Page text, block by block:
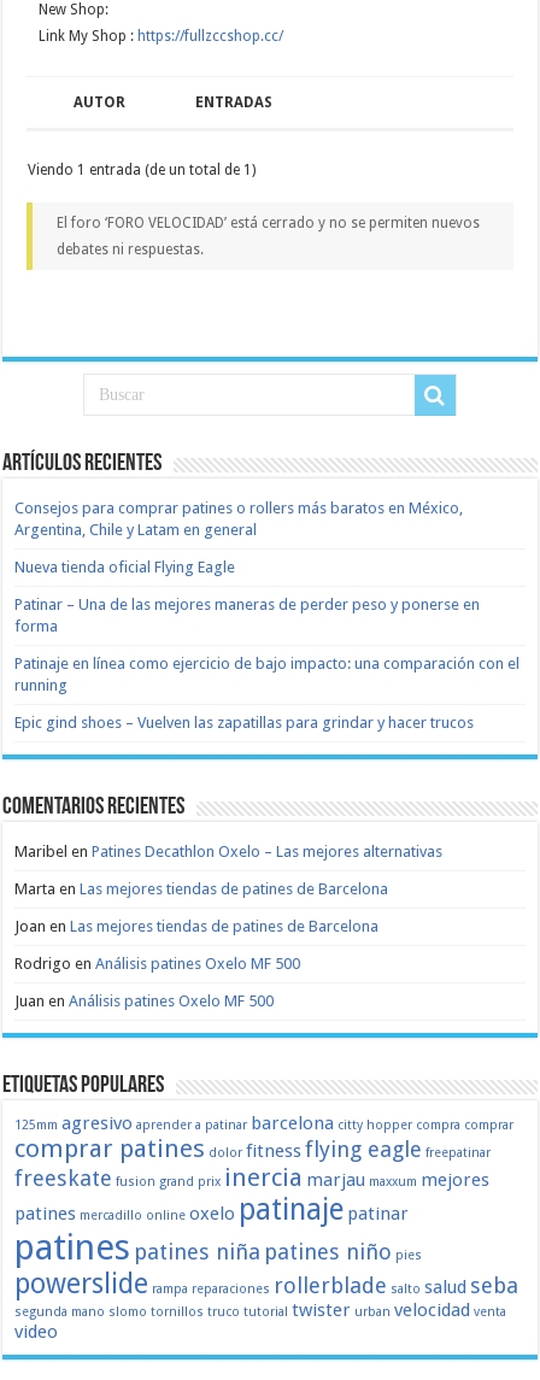
New Shop:
Link My Shop : https://fullzccshop.cc/
AUTOR ENTRADAS
Viendo 1 entrada (de un total de 1)
El foro ‘FORO VELOCIDAD’ está cerrado y no se permiten nuevos
debates ni respuestas.
Artículos recientes
Consejos para comprar patines o rollers más baratos en México,
Argentina, Chile y Latam en general
Nueva tienda oficial Flying Eagle
Patinar – Una de las mejores maneras de perder peso y ponerse en
forma
Patinaje en línea como ejercicio de bajo impacto: una comparación con el
running
Epic gind shoes – Vuelven las zapatillas para grindar y hacer trucos
Comentarios recientes
Maribel enPatines Decathlon Oxelo – Las mejores alternativas
Marta enLas mejores tiendas de patines de Barcelona
Joan enLas mejores tiendas de patines de Barcelona
Rodrigo enAnálisis patines Oxelo MF 500
Juan enAnálisis patines Oxelo MF 500
Etiquetas populares
125mm agresivo aprender a patinar barcelona citty hopper compra comprar
comprar patines dolor fitnessflying eagle freepatinar
freeskate fusion grand prix inercia marjau maxxum mejores
patines mercadillo online oxelo patinaje patinar
patines patines niña patines niño pies
powerslide rampa reparaciones rollerblade salto salud seba
segunda mano slomo tornillos truco tutorial twister urban velocidad venta
video